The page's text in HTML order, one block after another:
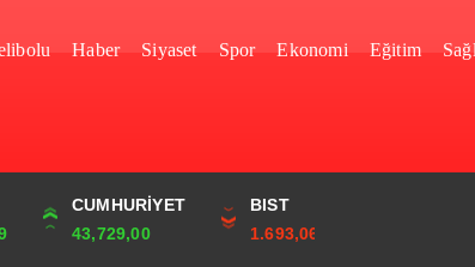
Haber Siyaset Spor Ekonomi Eğitim
YEN
0,0000
FRANK
58,8054
CUMHURİYET
43,729,00
BIST
1.693,06